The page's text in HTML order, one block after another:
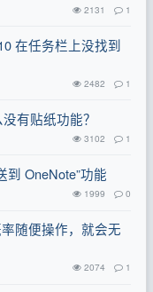
2131 1
在任务栏上没找到
2482 1
有贴纸功能？
3102 1
到 OneNote”功能
1999 0
随便操作，就会无
2074 1